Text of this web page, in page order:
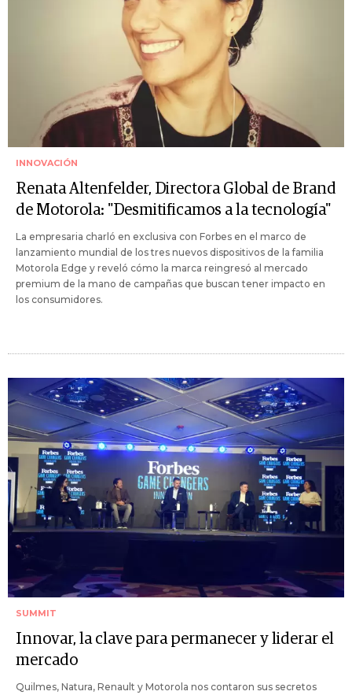
INNOVACIÓN
Renata Altenfelder, Directora Global de Brand
de Motorola: "Desmitificamos a la tecnología"
La empresaria charló en exclusiva con Forbes en el marco de
lanzamiento mundial de los tres nuevos dispositivos de la familia
Motorola Edge y reveló cómo la marca reingresó al mercado
premium de la mano de campañas que buscan tener impacto en
los consumidores.
SUMMIT
Innovar, la clave para permanecer y liderar el
mercado
Quilmes, Natura, Renault y Motorola nos contaron sus secretos